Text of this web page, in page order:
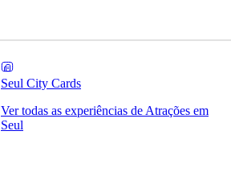
Seul City Cards
Ver todas as experiências de Atrações em
Seul